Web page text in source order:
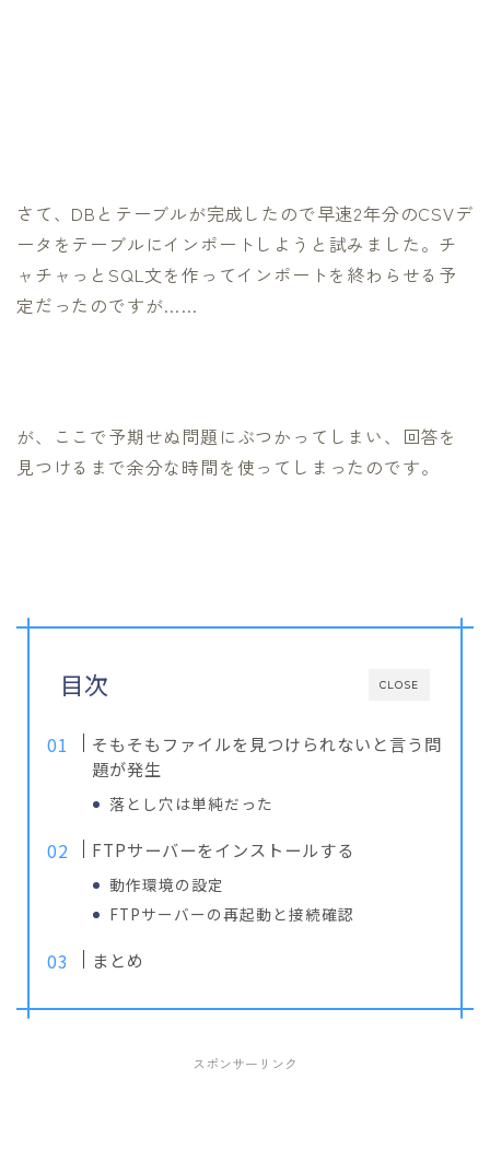
さて、DBとテーブルが完成したので早速2年分のCSVデ
ータをテーブルにインポートしようと試みました。チ
ャチャっとSQL文を作ってインポートを終わらせる予
定だったのですが……
が、ここで予期せぬ問題にぶつかってしまい、回答を
見つけるまで余分な時間を使ってしまったのです。
CLOSE
目次
そもそもファイルを見つけられないと言う問
題が発生
落とし穴は単純だった
FTPサーバーをインストールする
動作環境の設定
FTPサーバーの再起動と接続確認
まとめ
スポンサーリンク